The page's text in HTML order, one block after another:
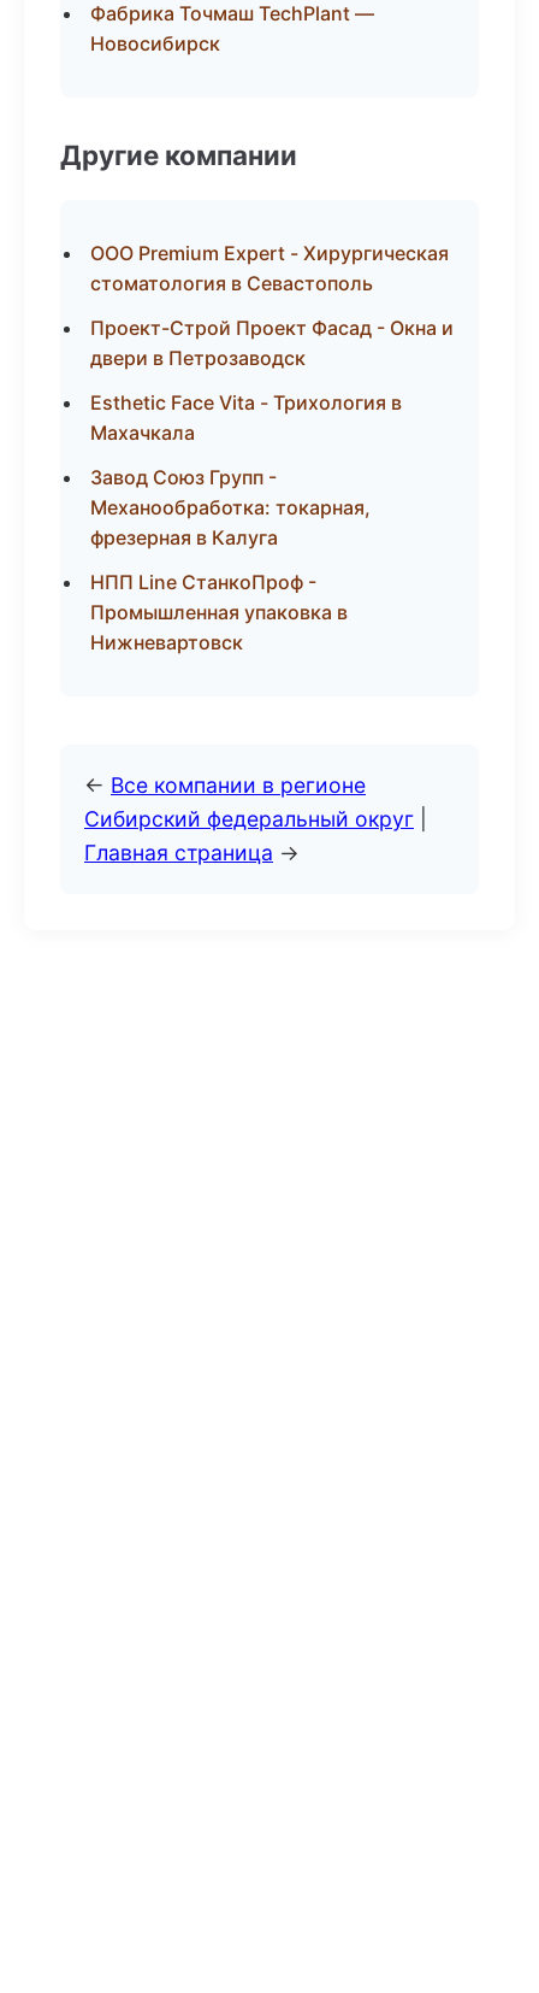
Фабрика Точмаш TechPlant —
Новосибирск
Другие компании
ООО Premium Expert - Хирургическая
стоматология в Севастополь
Проект-Строй Проект Фасад - Окна и
двери в Петрозаводск
Esthetic Face Vita - Трихология в
Махачкала
Завод Союз Групп -
Механообработка: токарная,
фрезерная в Калуга
НПП Line СтанкоПроф -
Промышленная упаковка в
Нижневартовск
← Все компании в регионе
Сибирский федеральный округ
Главная страница →